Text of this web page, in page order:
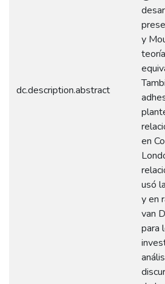
dc.description.abstract
y
en
usó
y en
van
para